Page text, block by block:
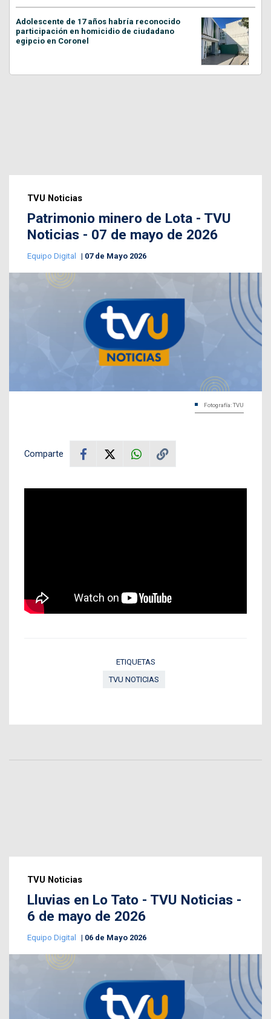
Adolescente de 17 años habría reconocido
participación en homicidio de ciudadano
egipcio en Coronel
TVU Noticias
Patrimonio minero de Lota - TVU
Noticias - 07 de mayo de 2026
Equipo Digital 07 de Mayo 2026
Fotografía: TVU
Comparte
ETIQUETAS
TVU NOTICIAS
TVU Noticias
Lluvias en Lo Tato - TVU Noticias -
6 de mayo de 2026
Equipo Digital 06 de Mayo 2026